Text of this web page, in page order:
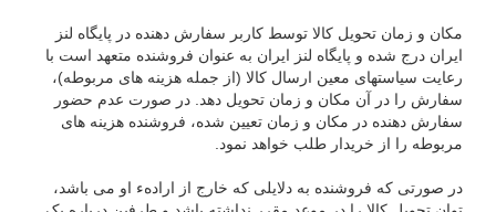
مکان و زمان تحویل کالا توسط کاربر سفارش دهنده در پایگاه لنز
ایران درج شده و پایگاه لنز ایران به عنوان فروشنده متعهد است با
رعایت سیاستهای معین ارسال کالا (از جمله هزینه های مربوطه)،
سفارش را در آن مکان و زمان تحویل دهد. در صورت عدم حضور
سفارش دهنده در مکان و زمان تعیین شده، فروشنده هزینه های
مربوطه را از خریدار طلب خواهد نمود.
در صورتی که فروشنده به دلایلی که خارج از ارادهء او می باشد،